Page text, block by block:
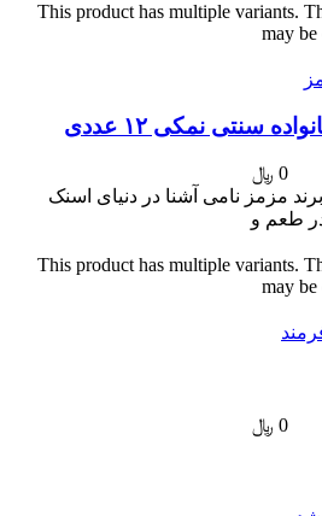
This product has multiple variants.
may be
سنتی نمکی ۱۲ عددی
0 ﷼
مزمز نامی آشنا در دنیای اسنک
طعم و
This product has multiple variants.
may be
0 ﷼